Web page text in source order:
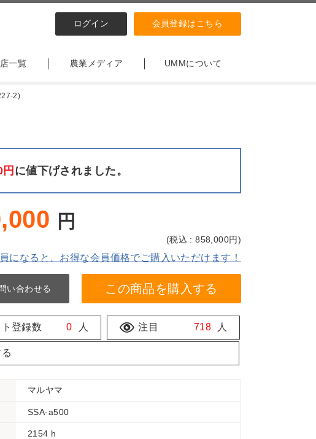
ログイン 会員登録はこちら
一覧 農業メディア UMMについて
2)
に値下げされました。
円
(税込 : 858,000円)
になると、お得な会員価格でご購入いただけます！
い合わせる この商品を購入する
登録数 0 人 注目 718 人
マルヤマ
SSA-a500
2154 h